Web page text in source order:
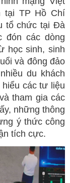
tại TP Hồ Chí
tổ chức tại Đà
đón các dòng
học sinh, sinh
và đông đảo
du khách
các tư liệu
tham gia các
những thông
ý thức công
tích cực.